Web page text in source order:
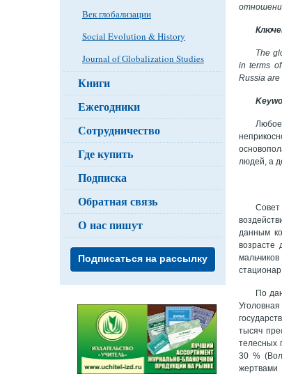
The
in terms
Russia are
Любое
людей, а
Совет
данным
возрасте
По
тысяч
телесных
30 %
Век глобализации
Social Evolution & History
Journal of Globalization Studies
Книги
Ежегодники
Сотрудничество
Где купить
Подписка
Обратная связь
О нас пишут
Подписаться на рассылку